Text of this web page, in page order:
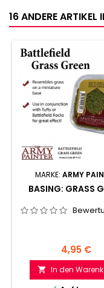
16 ANDERE ARTIKEL
MARKE: ARMY
BASING: GRASS
Preis
4,95 €
 In den